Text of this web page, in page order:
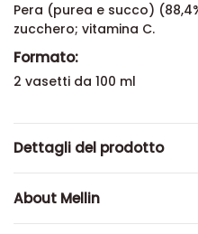
Pera (purea e succo)
zucchero; vitamina C.
Formato:
2 vasetti da 100 ml
Dettagli del prodotto
About Mellin